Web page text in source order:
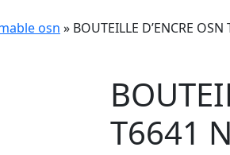
osn » BOUTEILLE D’ENCRE
T6641